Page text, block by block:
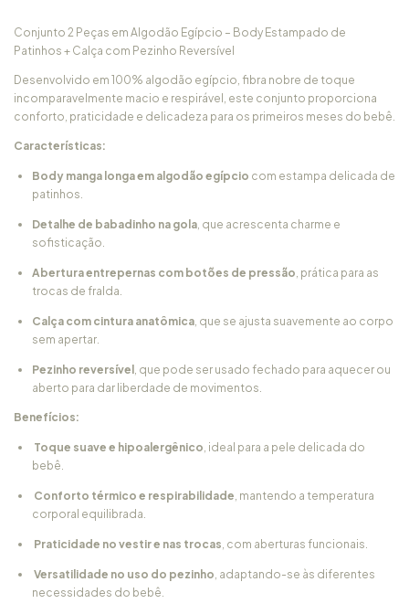
Conjunto 2 Peças em Algodão Egípcio – Body Estampado de
Patinhos + Calça com Pezinho Reversível
Desenvolvido em 100% algodão egípcio, fibra nobre de toque
incomparavelmente macio e respirável, este conjunto proporciona
conforto, praticidade e delicadeza para os primeiros meses do bebê.
Características:
Body manga longa em algodão egípcio com estampa delicada de
patinhos.
Detalhe de babadinho na gola , que acrescenta charme e
sofisticação.
Abertura entrepernas com botões de pressão , prática para as
trocas de fralda.
Calça com cintura anatômica , que se ajusta suavemente ao corpo
sem apertar.
Pezinho reversível , que pode ser usado fechado para aquecer ou
aberto para dar liberdade de movimentos.
Benefícios:
Toque suave e hipoalergênico , ideal para a pele delicada do
bebê.
Conforto térmico e respirabilidade , mantendo a temperatura
corporal equilibrada.
Praticidade no vestir e nas trocas , com aberturas funcionais.
Versatilidade no uso do pezinho , adaptando-se às diferentes
necessidades do bebê.